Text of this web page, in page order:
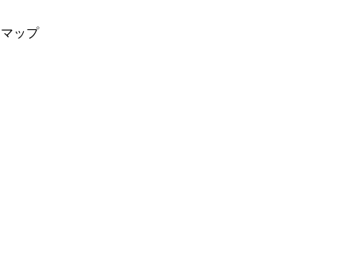
マップ